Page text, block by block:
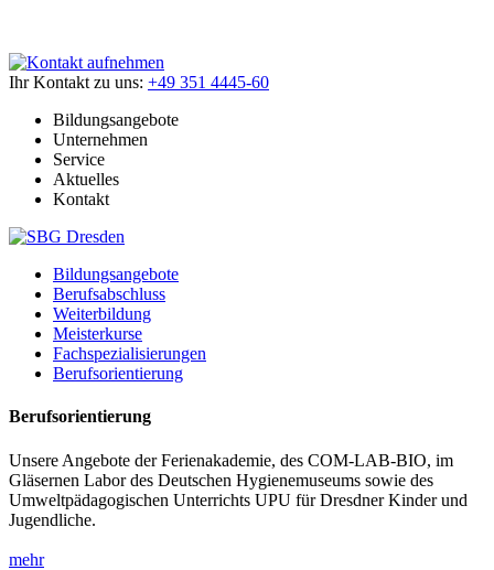
Ihr Kontakt zu uns: +49 351 4445-60
Bildungsangebote
Unternehmen
Service
Aktuelles
Kontakt
Bildungsangebote
Berufsabschluss
Weiterbildung
Meisterkurse
Fachspezialisierungen
Berufsorientierung
Berufsorientierung
Unsere Angebote der Ferienakademie, des COM-LAB-BIO, im
Gläsernen Labor des Deutschen Hygienemuseums sowie des
Umweltpädagogischen Unterrichts UPU für Dresdner Kinder und
Jugendliche.
mehr